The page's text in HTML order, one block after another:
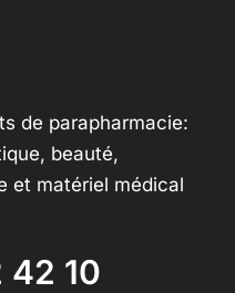
de parapharmacie:
beauté,
et matériel médical
42 10